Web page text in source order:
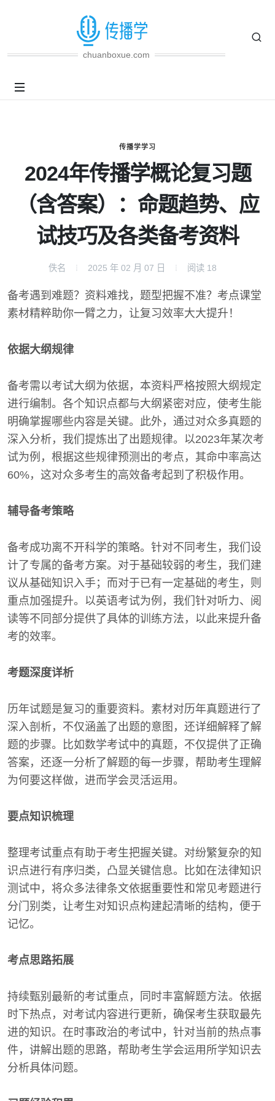
chuanboxue.com
传播学学习
2024年传播学概论复习题
（含答案）：命题趋势、应
试技巧及各类备考资料
佚名 2025 年 02 月 07 日 阅读 18
备考遇到难题？资料难找，题型把握不准？考点课堂
素材精粹助你一臂之力，让复习效率大大提升！
依据大纲规律
备考需以考试大纲为依据，本资料严格按照大纲规定
进行编制。各个知识点都与大纲紧密对应，使考生能
明确掌握哪些内容是关键。此外，通过对众多真题的
深入分析，我们提炼出了出题规律。以2023年某次考
试为例，根据这些规律预测出的考点，其命中率高达
60%，这对众多考生的高效备考起到了积极作用。
辅导备考策略
备考成功离不开科学的策略。针对不同考生，我们设
计了专属的备考方案。对于基础较弱的考生，我们建
议从基础知识入手；而对于已有一定基础的考生，则
重点加强提升。以英语考试为例，我们针对听力、阅
读等不同部分提供了具体的训练方法，以此来提升备
考的效率。
考题深度详析
历年试题是复习的重要资料。素材对历年真题进行了
深入剖析，不仅涵盖了出题的意图，还详细解释了解
题的步骤。比如数学考试中的真题，不仅提供了正确
答案，还逐一分析了解题的每一步骤，帮助考生理解
为何要这样做，进而学会灵活运用。
要点知识梳理
整理考试重点有助于考生把握关键。对纷繁复杂的知
识点进行有序归类，凸显关键信息。比如在法律知识
测试中，将众多法律条文依据重要性和常见考题进行
分门别类，让考生对知识点构建起清晰的结构，便于
记忆。
考点思路拓展
持续甄别最新的考试重点，同时丰富解题方法。依据
时下热点，对考试内容进行更新，确保考生获取最先
进的知识。在时事政治的考试中，针对当前的热点事
件，讲解出题的思路，帮助考生学会运用所学知识去
分析具体问题。